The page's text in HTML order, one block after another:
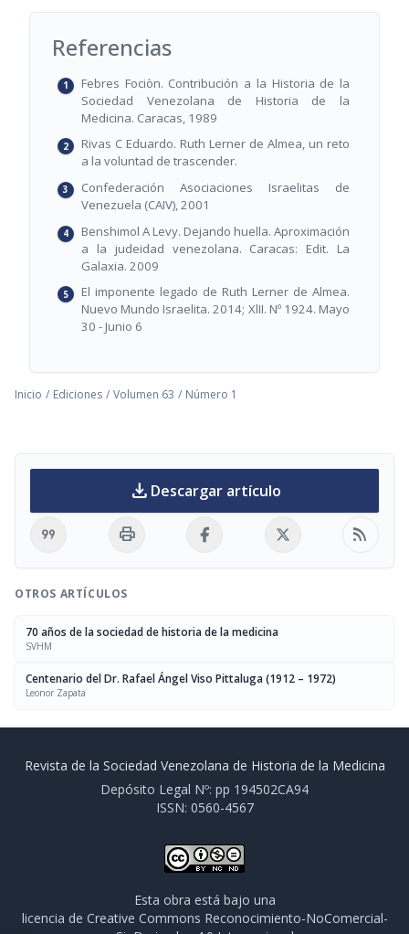
Referencias
Febres Fociòn. Contribución a la Historia de la
Sociedad Venezolana de Historia de la
Medicina. Caracas, 1989
Rivas C Eduardo. Ruth Lerner de Almea, un reto
a la voluntad de trascender.
Confederación Asociaciones Israelitas de
Venezuela (CAIV), 2001
Benshimol A Levy. Dejando huella. Aproximación
a la judeidad venezolana. Caracas: Edit. La
Galaxia. 2009
El imponente legado de Ruth Lerner de Almea.
Nuevo Mundo Israelita. 2014; XlII. Nº 1924. Mayo
30 - Junio 6
Inicio / Ediciones / Volumen 63 / Número 1
download Descargar artículo
format_quote print rss_feed
OTROS ARTÍCULOS
70 años de la sociedad de historia de la medicina
SVHM
Centenario del Dr. Rafael Ángel Viso Pittaluga (1912 – 1972)
Leonor Zapata
Revista de la Sociedad Venezolana de Historia de la Medicina
Depósito Legal Nº: pp 194502CA94
ISSN: 0560-4567
Esta obra está bajo una
licencia de Creative Commons Reconocimiento-NoComercial-